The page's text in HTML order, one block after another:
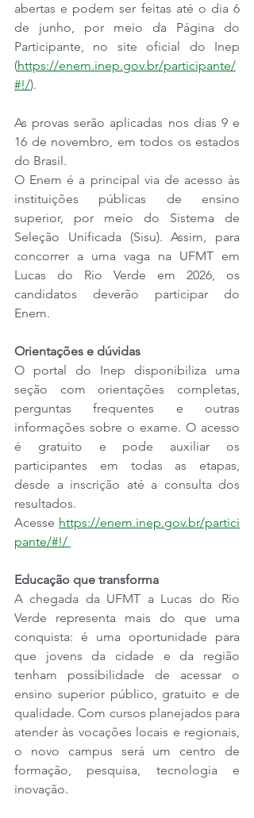
abertas e podem ser feitas até o dia 6
de junho, por meio da Página do
Participante, no site oficial do Inep
(https://enem.inep.gov.br/participante/
#!/).
As provas serão aplicadas nos dias 9 e
16 de novembro, em todos os estados
do Brasil.
O Enem é a principal via de acesso às
instituições públicas de ensino
superior, por meio do Sistema de
Seleção Unificada (Sisu). Assim, para
concorrer a uma vaga na UFMT em
Lucas do Rio Verde em 2026, os
candidatos deverão participar do
Enem.
Orientações e dúvidas
O portal do Inep disponibiliza uma
seção com orientações completas,
perguntas frequentes e outras
informações sobre o exame. O acesso
é gratuito e pode auxiliar os
participantes em todas as etapas,
desde a inscrição até a consulta dos
resultados.
Acesse https://enem.inep.gov.br/partici
pante/#!/
Educação que transforma
A chegada da UFMT a Lucas do Rio
Verde representa mais do que uma
conquista: é uma oportunidade para
que jovens da cidade e da região
tenham possibilidade de acessar o
ensino superior público, gratuito e de
qualidade. Com cursos planejados para
atender às vocações locais e regionais,
o novo campus será um centro de
formação, pesquisa, tecnologia e
inovação.